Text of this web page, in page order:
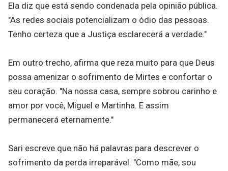
Ela diz que está sendo condenada pela opinião pública.
"As redes sociais potencializam o ódio das pessoas.
Tenho certeza que a Justiça esclarecerá a verdade."
Em outro trecho, afirma que reza muito para que Deus
possa amenizar o sofrimento de Mirtes e confortar o
seu coração. "Na nossa casa, sempre sobrou carinho e
amor por você, Miguel e Martinha. E assim
permanecerá eternamente."
Sari escreve que não há palavras para descrever o
sofrimento da perda irreparável. "Como mãe, sou